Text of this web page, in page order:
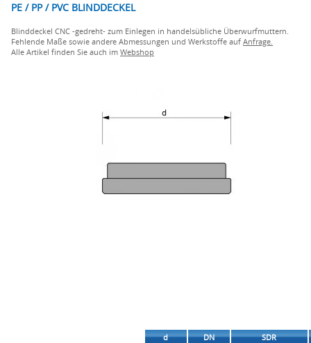
PE / PP / PVC BLINDDECKEL
Blinddeckel CNC -gedreht- zum Einlegen in handelsübliche Überwurfmuttern.
Fehlende Maße sowie andere Abmessungen und Werkstoffe auf Anfrage.
Alle Artikel finden Sie auch im Webshop
d DN
SDR